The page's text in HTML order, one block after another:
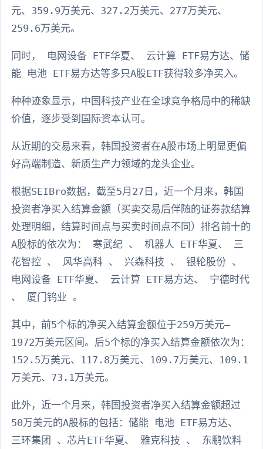
元、359.9万美元、327.2万美元、277万美元、
259.6万美元。
同时， 电网设备 ETF华夏、 云计算 ETF易方达、储
能 电池 ETF易方达等多只A股ETF获得较多净买入。
种种迹象显示，中国科技产业在全球竞争格局中的稀缺
价值，逐步受到国际资本认可。
从近期的交易来看，韩国投资者在A股市场上明显更偏
好高端制造、新质生产力领域的龙头企业。
根据SEIBro数据，截至5月27日，近一个月来，韩国
投资者净买入结算金额（买卖交易后伴随的证券款结算
处理明细，结算时间点与买卖时间点不同）排名前十的
A股标的依次为： 寒武纪 、 机器人 ETF华夏、 三
花智控 、 风华高科 、 兴森科技 、 银轮股份 、
电网设备 ETF华夏、 云计算 ETF易方达、 宁德时代
、 厦门钨业 。
其中，前5个标的净买入结算金额位于259万美元—
1972万美元区间。后5个标的净买入结算金额依次为：
152.5万美元、117.8万美元、109.7万美元、109.1
万美元、73.1万美元。
此外，近一个月来，韩国投资者净买入结算金额超过
50万美元的A股标的包括：储能 电池 ETF易方达、
三环集团 、芯片ETF华夏、 雅克科技 、 东鹏饮料